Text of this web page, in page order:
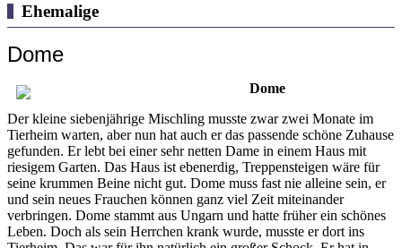
Ehemalige
Dome
Dome
Der kleine siebenjährige Mischling musste zwar zwei Monate im
Tierheim warten, aber nun hat auch er das passende schöne Zuhause
gefunden. Er lebt bei einer sehr netten Dame in einem Haus mit
riesigem Garten. Das Haus ist ebenerdig, Treppensteigen wäre für
seine krummen Beine nicht gut. Dome muss fast nie alleine sein, er
und sein neues Frauchen können ganz viel Zeit miteinander
verbringen. Dome stammt aus Ungarn und hatte früher ein schönes
Leben. Doch als sein Herrchen krank wurde, musste er dort ins